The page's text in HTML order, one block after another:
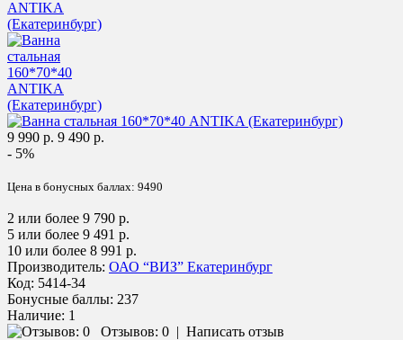
9 990 р. 9 490 р.
- 5%
Цена в бонусных баллах: 9490
2 или более 9 790 р.
5 или более 9 491 р.
10 или более 8 991 р.
Производитель: ОАО “ВИЗ” Екатеринбург
Код: 5414-34
Бонусные баллы: 237
Наличие: 1
Отзывов: 0 | Написать отзыв